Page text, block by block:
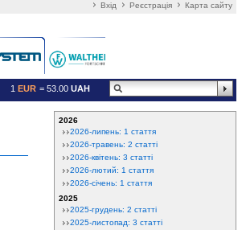
Вхід Реєстрація Карта сайту
1 EUR = 53.00 UAH
2026
2026-липень: 1 стаття
2026-травень: 2 статті
2026-квітень: 3 статті
2026-лютий: 1 стаття
2026-січень: 1 стаття
2025
2025-грудень: 2 статті
2025-листопад: 3 статті